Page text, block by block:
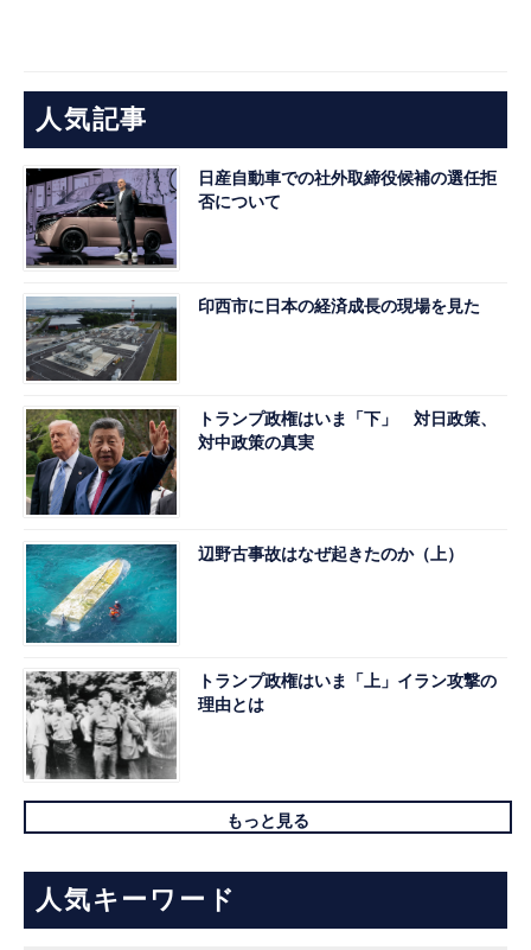
人気記事
日産自動車での社外取締役候補の選任拒
否について
印西市に日本の経済成長の現場を見た
トランプ政権はいま「下」 対日政策、
対中政策の真実
辺野古事故はなぜ起きたのか（上）
トランプ政権はいま「上」イラン攻撃の
理由とは
もっと見る
人気キーワード